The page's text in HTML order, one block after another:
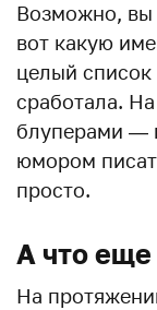
Возможно, вы
вот какую
целый
сработала.
блуперами —
юмором
просто.
А что еще
На